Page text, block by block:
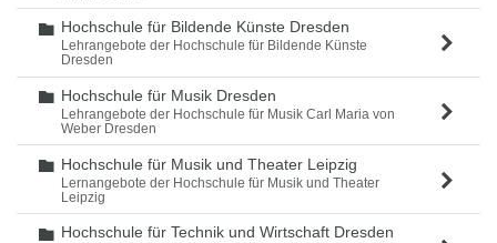
Ordner
Hochschule für Bildende Künste Dresden
Lehrangebote der Hochschule für Bildende Künste
Dresden
Ordner
Hochschule für Musik Dresden
Lehrangebote der Hochschule für Musik Carl Maria von
Weber Dresden
Ordner
Hochschule für Musik und Theater Leipzig
Lernangebote der Hochschule für Musik und Theater
Leipzig
Ordner
Hochschule für Technik und Wirtschaft Dresden